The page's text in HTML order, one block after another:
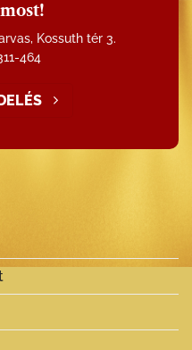
Kossuth tér 3.
464